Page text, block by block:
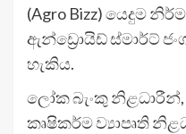
(Agro Bizz) යෙදුම
ඇන්ඩ්‍රොයිඩ් ස්මාර්ට්
හැකිය.
ලෝක බැංකු
කෘෂිකර්ම ව්‍යාපෘති